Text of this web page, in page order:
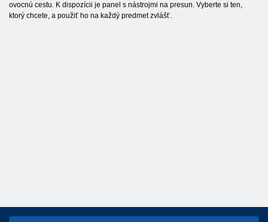
ovocnú cestu. K dispozícii je panel s nástrojmi na presun. Vyberte si ten,
ktorý chcete, a použiť ho na každý predmet zvlášť.